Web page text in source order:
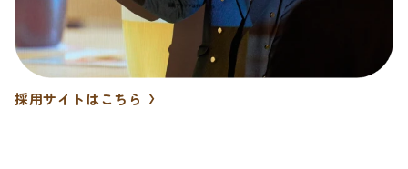
採用サイトはこちら